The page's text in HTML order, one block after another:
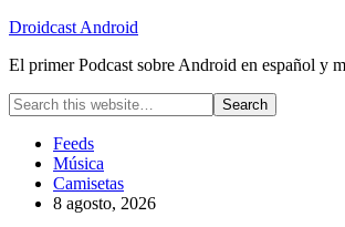
Droidcast Android
El primer Podcast sobre Android en español y
Feeds
Música
Camisetas
8 agosto, 2026